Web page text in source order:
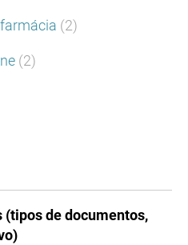
(2)
(2)
(tipos de documentos,